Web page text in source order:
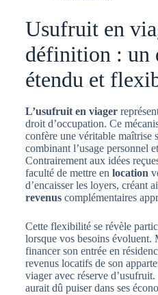
Usufruit en
définition : un
étendu et
L’usufruit en viager
droit d’occupation. Ce
confère une véritable maîtrise
combinant l’usage personnel
Contrairement aux idées
faculté de mettre en location
d’encaisser les loyers, créant
revenuscomplémentaires
Cette flexibilité se révèle
lorsque vos besoins évoluent.
financer son entrée en
revenus locatifs de son
viager avec réserve
aurait dû puiser dans ses